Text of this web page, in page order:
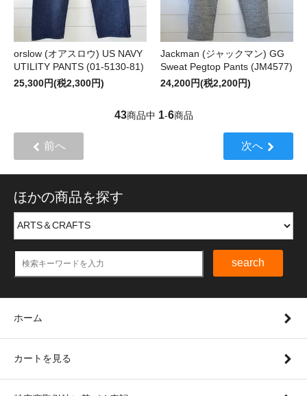
orslow (オアスロウ) US NAVY
UTILITY PANTS (01-5130-81)
25,300円(税2,300円)
Jackman (ジャックマン) GG
Sweat Pegtop Pants (JM4577)
24,200円(税2,200円)
43商品中 1-6商品
前へ 次へ
ほかの商品を探す
search
ホーム
カートを見る